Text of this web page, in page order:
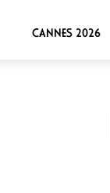
CANNES 2026